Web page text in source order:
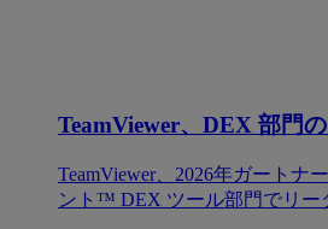
TeamViewer、DEX 部門
TeamViewer、2026年ガートナ
ント™ DEX ツール部門でリー